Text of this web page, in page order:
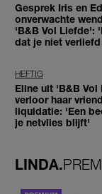
Gesprek Iris en
onverwachte
'B&B Vol Liefde':
dat je niet
HEFTIG
Eline uit 'B&B Vol
verloor haar
liquidatie: 'Een
je netvlies blijft'
LINDA.